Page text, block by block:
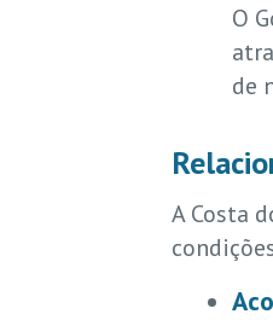
O
de
A Costa